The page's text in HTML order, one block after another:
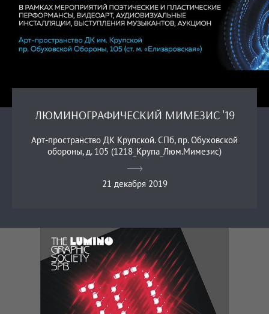
ЛЮМИНОГРАФИЧЕСКИЙ МИМЕЗИС '19
Арт-пространство ДК Крупской. СПб, пр. Обуховской
обороны, д. 105 (1218_Крупа_Люм.Мимезис)
21 декабря 2019